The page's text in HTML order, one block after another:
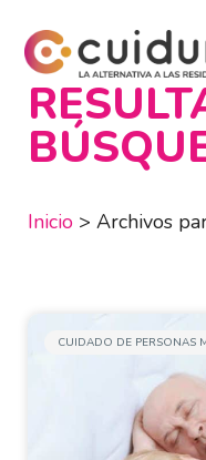
Inicio > Archivos
CUIDADO DE PERSONAS